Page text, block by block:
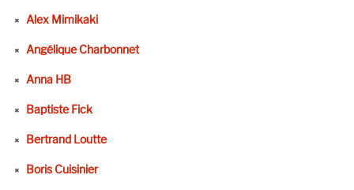
Alex Mimikaki
Angélique Charbonnet
Anna HB
Baptiste Fick
Bertrand Loutte
Boris Cuisinier